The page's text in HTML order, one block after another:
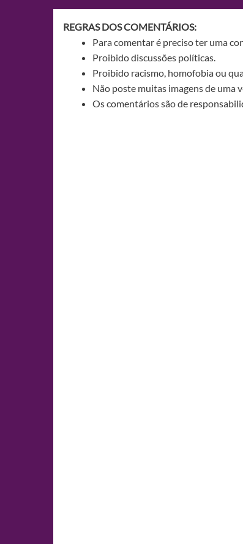
REGRAS DOS COMENTÁRIOS:
Para comentar é preciso ter uma
Proibido discussões políticas.
Proibido racismo, homofobia ou
Não poste muitas imagens de uma
Os comentários são de